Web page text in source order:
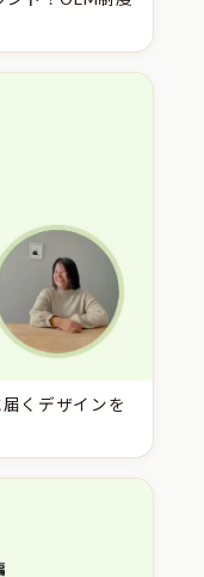
くデザインを